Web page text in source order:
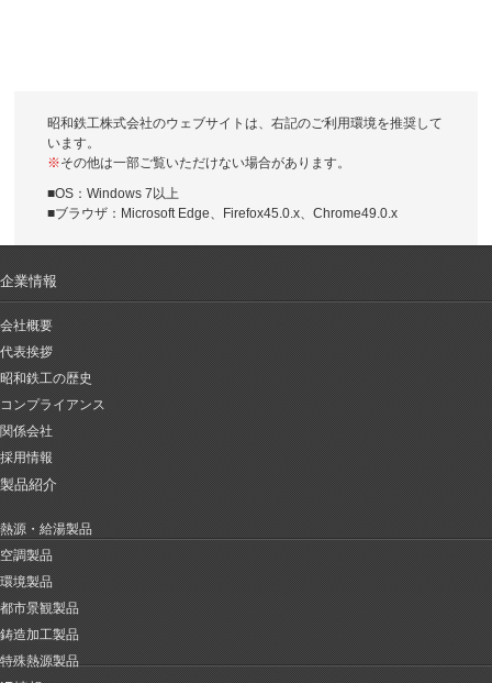
昭和鉄工株式会社のウェブサイトは、右記のご利用環境を推奨して
います。
※その他は一部ご覧いただけない場合があります。
■OS：Windows 7以上
■ブラウザ：Microsoft Edge、Firefox45.0.x、Chrome49.0.x
企業情報
会社概要
代表挨拶
昭和鉄工の歴史
コンプライアンス
関係会社
採用情報
製品紹介
熱源・給湯製品
空調製品
環境製品
都市景観製品
鋳造加工製品
特殊熱源製品